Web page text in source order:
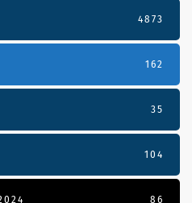
4873
162
35
104
86